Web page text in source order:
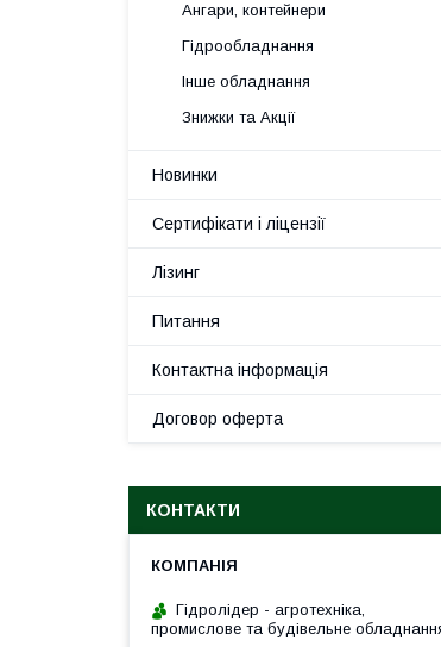
Ангари, контейнери
Гідрообладнання
Інше обладнання
Знижки та Акції
Новинки
Сертифікати і ліцензії
Лізинг
Питання
Контактна інформація
Договор оферта
КОНТАКТИ
Гідролідер - агротехніка,
промислове та будівельне